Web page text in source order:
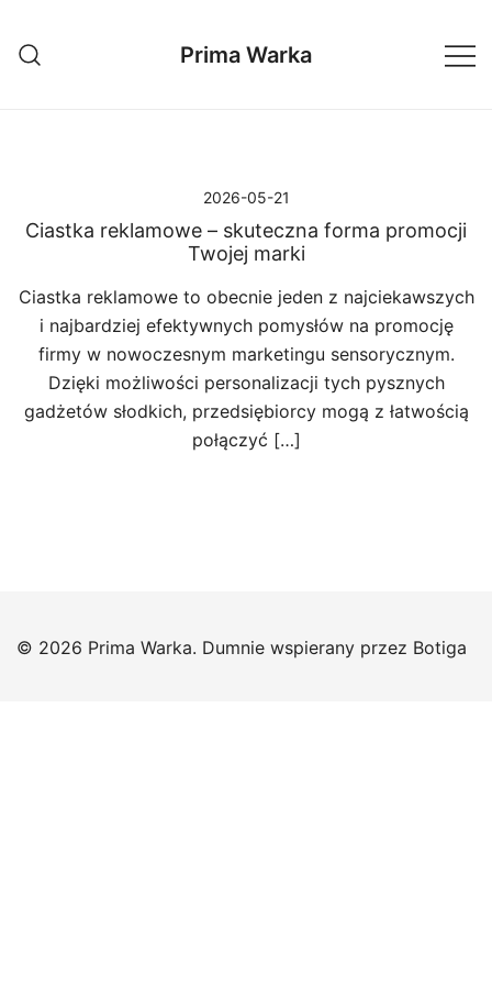
treści
Prima Warka
2026-05-21
Ciastka reklamowe – skuteczna forma promocji
Twojej marki
Ciastka reklamowe to obecnie jeden z najciekawszych
i najbardziej efektywnych pomysłów na promocję
firmy w nowoczesnym marketingu sensorycznym.
Dzięki możliwości personalizacji tych pysznych
gadżetów słodkich, przedsiębiorcy mogą z łatwością
połączyć […]
© 2026 Prima Warka. Dumnie wspierany przez Botiga